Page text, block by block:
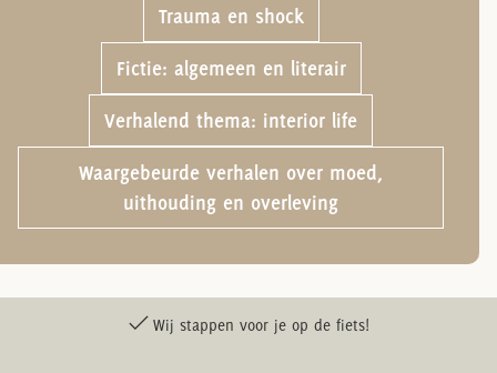
Trauma en shock
Fictie: algemeen en literair
Verhalend thema: interior life
Waargebeurde verhalen over moed,
uithouding en overleving
Wij stappen voor je op de fiets!